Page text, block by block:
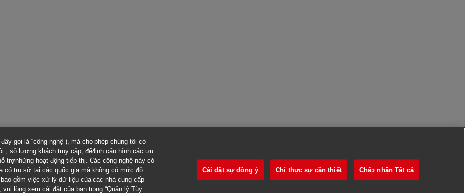
gọi là “công nghệ”), mà cho phép chúng tôi có
, số lượng khách truy cập, đểđịnh cấu hình các ưu
trợnhững hoạt động tiếp thị. Các công nghệ này có
có trụ sở tại các quốc gia mà không có mức độ
gồm việc xử lý dữ liệu của các nhà cung cấp
lòng xem cài đặt của bạn trong “Quản lý Tùy
Cài đặt sự đồng ý Chỉ thực sự cần thiết Chấp nhận Tất cả